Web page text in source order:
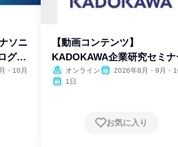
ソニ
グラ
・10月
【動画コンテンツ】
KADOKAWA企業研究セミナ
オンライン
2026年8月・9月・
1日
お気に入り